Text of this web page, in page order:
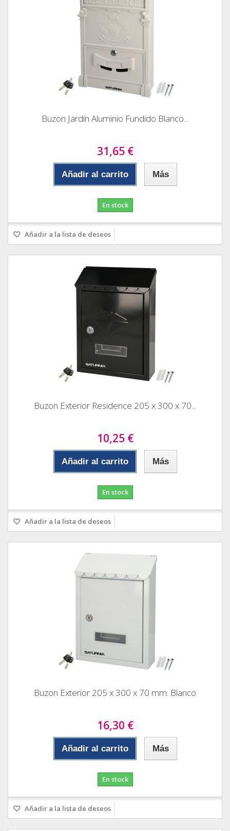
Buzon Jardín Aluminio Fundido Blanco...
31,65 €
Añadir al carrito Más
En stock
Añadir a la lista de deseos
Buzon Exterior Residence 205 x 300 x 70...
10,25 €
Añadir al carrito Más
En stock
Añadir a la lista de deseos
Buzon Exterior 205 x 300 x 70 mm. Blanco
16,30 €
Añadir al carrito Más
En stock
Añadir a la lista de deseos